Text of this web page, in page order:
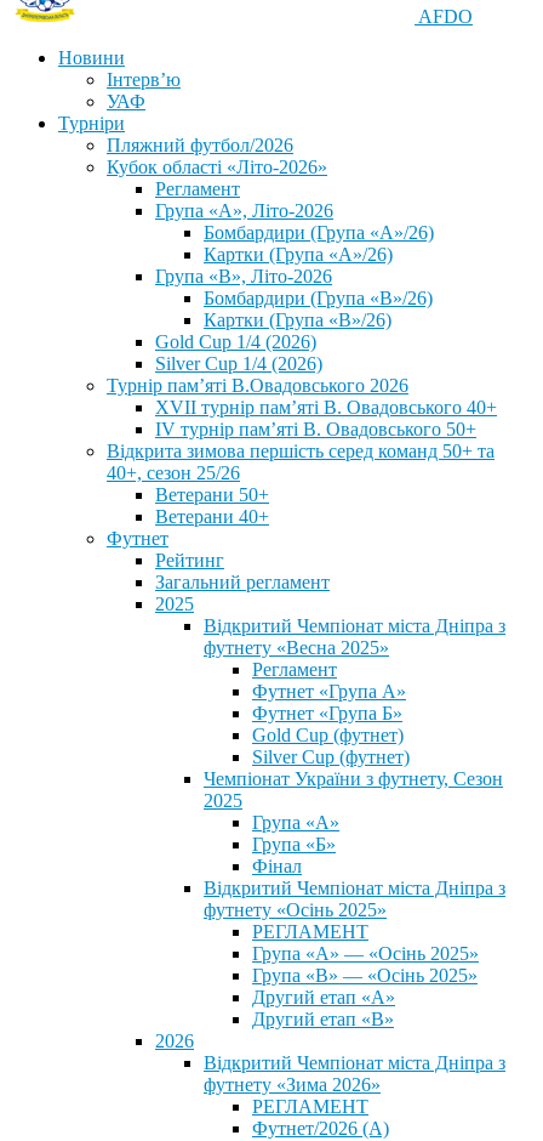
AFDO
Новини
Інтерв’ю
УАФ
Турніри
Пляжний футбол/2026
Кубок області «Літо-2026»
Регламент
Група «А», Літо-2026
Бомбардири (Група «А»/26)
Картки (Група «А»/26)
Група «В», Літо-2026
Бомбардири (Група «В»/26)
Картки (Група «В»/26)
Gold Cup 1/4 (2026)
Silver Cup 1/4 (2026)
Турнір пам’яті В.Овадовського 2026
XVII турнір пам’яті В. Овадовського 40+
IV турнір пам’яті В. Овадовського 50+
Відкрита зимова першість серед команд 50+ та
40+, сезон 25/26
Ветерани 50+
Ветерани 40+
Футнет
Рейтинг
Загальний регламент
2025
Відкритий Чемпіонат міста Дніпра з
футнету «Весна 2025»
Регламент
Футнет «Група А»
Футнет «Група Б»
Gold Cup (футнет)
Silver Cup (футнет)
Чемпіонат України з футнету, Сезон
2025
Група «А»
Група «Б»
Фінал
Відкритий Чемпіонат міста Дніпра з
футнету «Осінь 2025»
РЕГЛАМЕНТ
Група «А» — «Осінь 2025»
Група «В» — «Осінь 2025»
Другий етап «А»
Другий етап «В»
2026
Відкритий Чемпіонат міста Дніпра з
футнету «Зима 2026»
РЕГЛАМЕНТ
Футнет/2026 (А)